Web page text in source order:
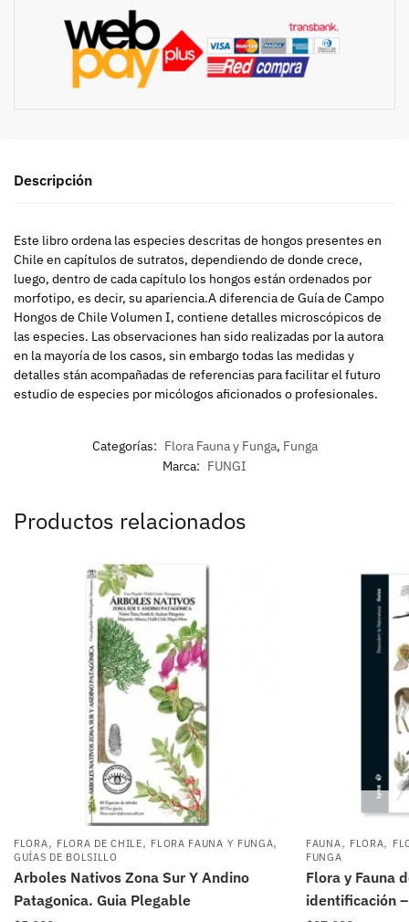
Descripción
Este libro ordena las especies descritas de hongos presentes en
Chile en capítulos de sutratos, dependiendo de donde crece,
luego, dentro de cada capítulo los hongos están ordenados por
morfotipo, es decir, su apariencia.A diferencia de Guía de Campo
Hongos de Chile Volumen I, contiene detalles microscópicos de
las especies. Las observaciones han sido realizadas por la autora
en la mayoría de los casos, sin embargo todas las medidas y
detalles stán acompañadas de referencias para facilitar el futuro
estudio de especies por micólogos aficionados o profesionales.
Categorías: Flora Fauna y Funga, Funga
Marca: FUNGI
Productos relacionados
FLORA, FLORA DE CHILE, FLORA FAUNA Y FUNGA,
GUÍAS DE BOLSILLO
Arboles Nativos Zona Sur Y Andino
Patagonica. Guia Plegable
FAUNA, FLORA,
FUNGA
Flora y Fauna
identificación